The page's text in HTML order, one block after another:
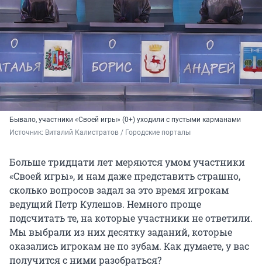
Бывало, участники «Своей игры» (0+) уходили с пустыми карманами
Источник: Виталий Калистратов / Городские порталы
Больше тридцати лет меряются умом участники
«Своей игры», и нам даже представить страшно,
сколько вопросов задал за это время игрокам
ведущий Петр Кулешов. Немного проще
подсчитать те, на которые участники не ответили.
Мы выбрали из них десятку заданий, которые
оказались игрокам не по зубам. Как думаете, у вас
получится с ними разобраться?